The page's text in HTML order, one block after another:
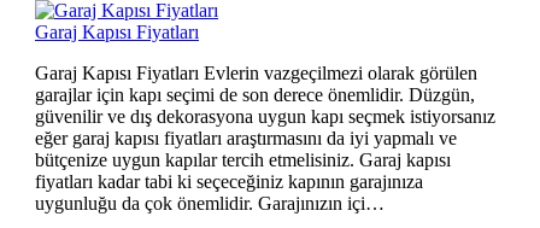
Garaj Kapısı Fiyatları
Garaj Kapısı Fiyatları Evlerin vazgeçilmezi olarak görülen
garajlar için kapı seçimi de son derece önemlidir. Düzgün,
güvenilir ve dış dekorasyona uygun kapı seçmek istiyorsanız
eğer garaj kapısı fiyatları araştırmasını da iyi yapmalı ve
bütçenize uygun kapılar tercih etmelisiniz. Garaj kapısı
fiyatları kadar tabi ki seçeceğiniz kapının garajınıza
uygunluğu da çok önemlidir. Garajınızın içi…